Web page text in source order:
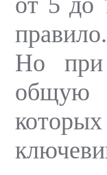
Но при
общую